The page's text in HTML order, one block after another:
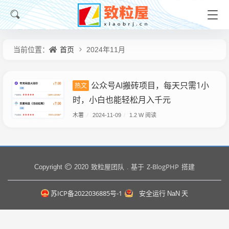
当前位置： 首页 2024年11月
热文 公众号AI搬砖项目，每天只需1小
时，小白也能轻松月入千元
木薯 2024-11-09 1.2 W 阅读
Copyright 2020 致粒屋团队 . 基于 Z-BlogPHP 搭建
苏ICP备2022036885号-1 安全运行 NaN 天